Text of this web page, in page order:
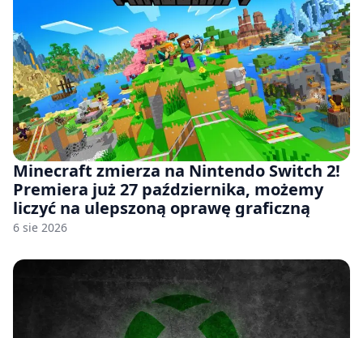
Minecraft zmierza na Nintendo Switch 2!
Premiera już 27 października, możemy
liczyć na ulepszoną oprawę graficzną
6 sie 2026